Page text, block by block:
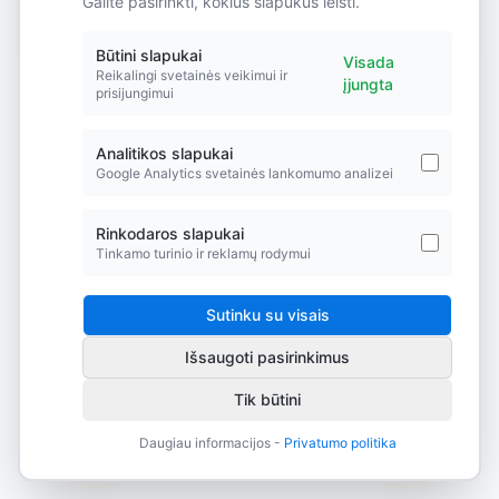
Būtini slapukai
Reikalingi svetainės veikimui ir
prisijungimui
Visada
įjungta
Analitikos slapukai
Google Analytics svetainės lankomumo analizei
Rinkodaros slapukai
Tinkamo turinio ir reklamų rodymui
Sutinku su visais
Išsaugoti pasirinkimus
Tik būtini
Daugiau informacijos - Privatumo politika